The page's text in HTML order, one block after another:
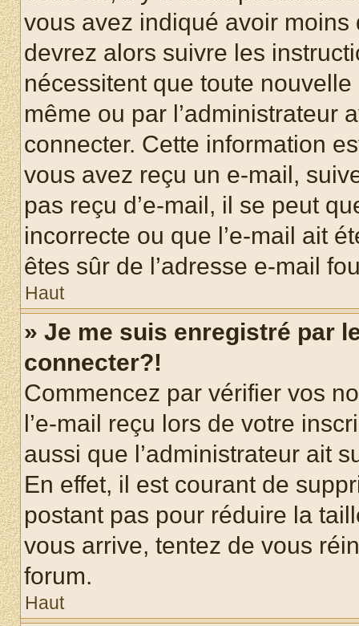
vous avez indiqué avoir moins
devrez alors suivre les
nécessitent que toute
même ou par l’administrateur
connecter. Cette information
vous avez reçu un e-mail,
pas reçu d’e-mail, il se peut
incorrecte ou que l’e-mail ait
êtes sûr de l’adresse e-mail
Haut
» Je me suis enregistré par
connecter?!
Commencez par vérifier vos
l’e-mail reçu lors de votre
aussi que l’administrateur ait
En effet, il est courant de
postant pas pour réduire la
vous arrive, tentez de vous
forum.
Haut